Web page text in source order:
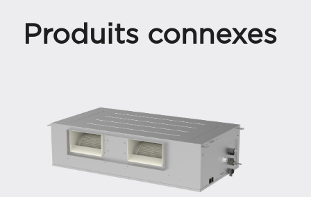
Produits connexes